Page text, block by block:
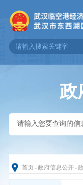
政
首页-政府信息公开-